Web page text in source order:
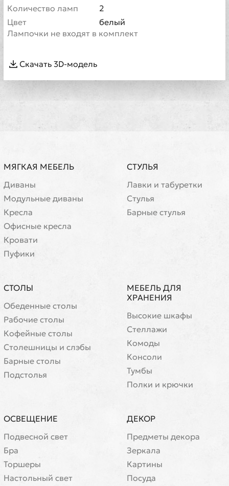
Количество ламп
2
Цвет
белый
Лампочки не входят в комплект
Скачать 3D-модель
МЯГКАЯ МЕБЕЛЬ
Диваны
Модульные диваны
Кресла
Офисные кресла
Кровати
Пуфики
СТУЛЬЯ
Лавки и табуретки
Стулья
Барные стулья
СТОЛЫ
Обеденные столы
Рабочие столы
Кофейные столы
Cтолешницы и слэбы
Барные столы
Подстолья
МЕБЕЛЬ ДЛЯ
ХРАНЕНИЯ
Высокие шкафы
Стеллажи
Комоды
Консоли
Тумбы
Полки и крючки
ОСВЕЩЕНИЕ
Подвесной свет
Бра
Торшеры
Настольный свет
ДЕКОР
Предметы декора
Зеркала
Картины
Посуда